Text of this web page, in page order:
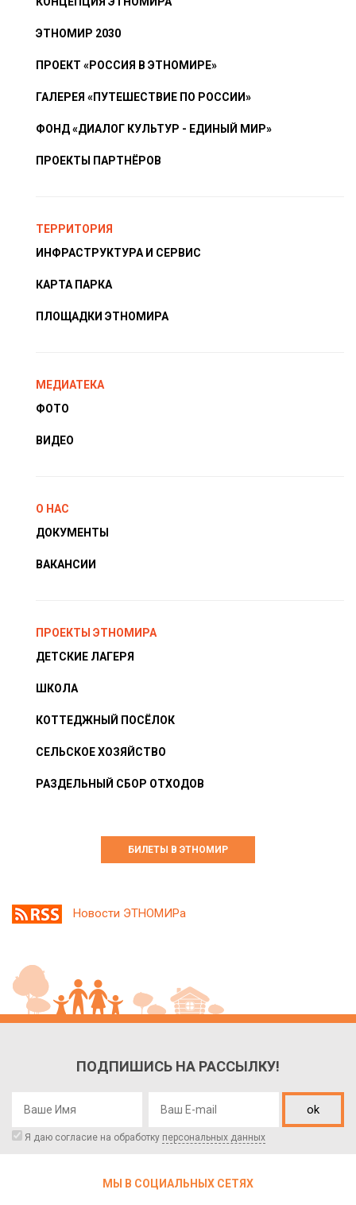
ЭТНОМИР 2030
ПРОЕКТ «РОССИЯ В ЭТНОМИРЕ»
ГАЛЕРЕЯ «ПУТЕШЕСТВИЕ ПО РОССИИ»
ФОНД «ДИАЛОГ КУЛЬТУР - ЕДИНЫЙ МИР»
ПРОЕКТЫ ПАРТНЁРОВ
ТЕРРИТОРИЯ
ИНФРАСТРУКТУРА И СЕРВИС
КАРТА ПАРКА
ПЛОЩАДКИ ЭТНОМИРА
МЕДИАТЕКА
ФОТО
ВИДЕО
О НАС
ДОКУМЕНТЫ
ВАКАНСИИ
ПРОЕКТЫ ЭТНОМИРА
ДЕТСКИЕ ЛАГЕРЯ
ШКОЛА
КОТТЕДЖНЫЙ ПОСЁЛОК
СЕЛЬСКОЕ ХОЗЯЙСТВО
РАЗДЕЛЬНЫЙ СБОР ОТХОДОВ
БИЛЕТЫ В ЭТНОМИР
Новости ЭТНОМИРа
ПОДПИШИСЬ НА РАССЫЛКУ!
ok
Я даю согласие на обработку персональных данных
МЫ В СОЦИАЛЬНЫХ СЕТЯХ